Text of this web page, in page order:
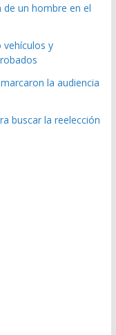
de un hombre en el
vehículos y
la audiencia
buscar la reelección